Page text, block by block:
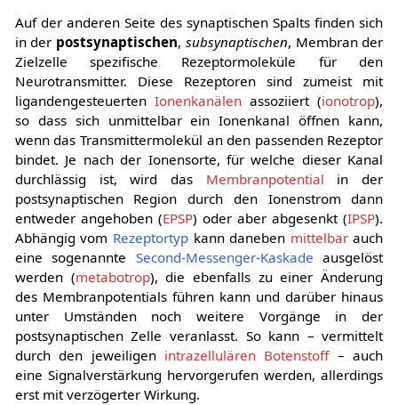
Auf der anderen Seite des synaptischen Spalts finden sich
in der postsynaptischen, subsynaptischen, Membran der
Zielzelle spezifische Rezeptormoleküle für den
Neurotransmitter. Diese Rezeptoren sind zumeist mit
ligandengesteuerten Ionenkanälenassoziiert (ionotrop),
so dass sich unmittelbar ein Ionenkanal öffnen kann,
wenn das Transmittermolekül an den passenden Rezeptor
bindet. Je nach der Ionensorte, für welche dieser Kanal
durchlässig ist, wird das Membranpotential in der
postsynaptischen Region durch den Ionenstrom dann
entweder angehoben (EPSP) oder aber abgesenkt (IPSP).
Abhängig vom Rezeptortypkann daneben mittelbarauch
eine sogenannte Second-Messenger-Kaskade ausgelöst
werden (metabotrop), die ebenfalls zu einer Änderung
des Membranpotentials führen kann und darüber hinaus
unter Umständen noch weitere Vorgänge in der
postsynaptischen Zelle veranlasst. So kann – vermittelt
durch den jeweiligen intrazellulären Botenstoff– auch
eine Signalverstärkung hervorgerufen werden, allerdings
erst mit verzögerter Wirkung.